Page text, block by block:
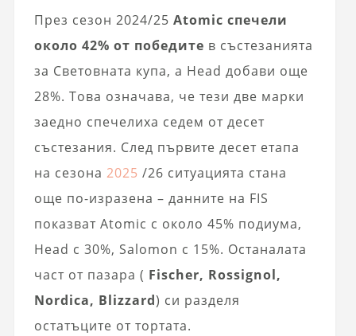
През сезон 2024/25 Atomic спечели
около 42% от победите в състезанията
за Световната купа, а Head добави още
28%. Това означава, че тези две марки
заедно спечелиха седем от десет
състезания. След първите десет етапа
на сезона 2025 /26 ситуацията стана
още по-изразена – данните на FIS
показват Atomic с около 45% подиума,
Head с 30%, Salomon с 15%. Останалата
част от пазара ( Fischer, Rossignol,
Nordica, Blizzard) си разделя
остатъците от тортата.